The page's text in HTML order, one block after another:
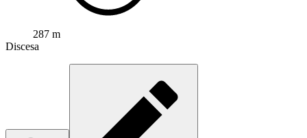
287 m
Discesa